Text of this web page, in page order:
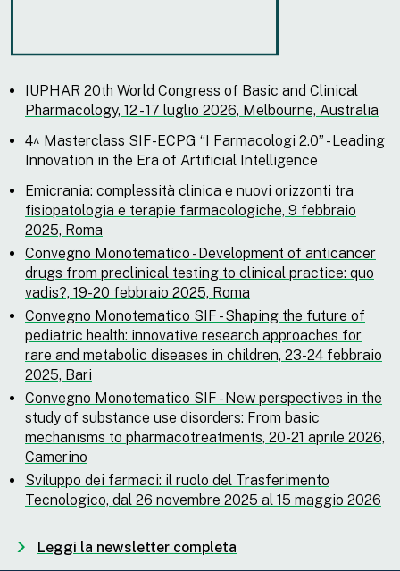
IUPHAR 20th World Congress of Basic and Clinical
Pharmacology, 12 - 17 luglio 2026, Melbourne, Australia
4^ Masterclass SIF-ECPG “I Farmacologi 2.0” - Leading
Innovation in the Era of Artificial Intelligence
Emicrania: complessità clinica e nuovi orizzonti tra
fisiopatologia e terapie farmacologiche, 9 febbraio
2025, Roma
Convegno Monotematico - Development of anticancer
drugs from preclinical testing to clinical practice: quo
vadis?, 19-20 febbraio 2025, Roma
Convegno Monotematico SIF - Shaping the future of
pediatric health: innovative research approaches for
rare and metabolic diseases in children, 23-24 febbraio
2025, Bari
Convegno Monotematico SIF - New perspectives in the
study of substance use disorders: From basic
mechanisms to pharmacotreatments, 20-21 aprile 2026,
Camerino
Sviluppo dei farmaci: il ruolo del Trasferimento
Tecnologico, dal 26 novembre 2025 al 15 maggio 2026
Leggi la newsletter completa